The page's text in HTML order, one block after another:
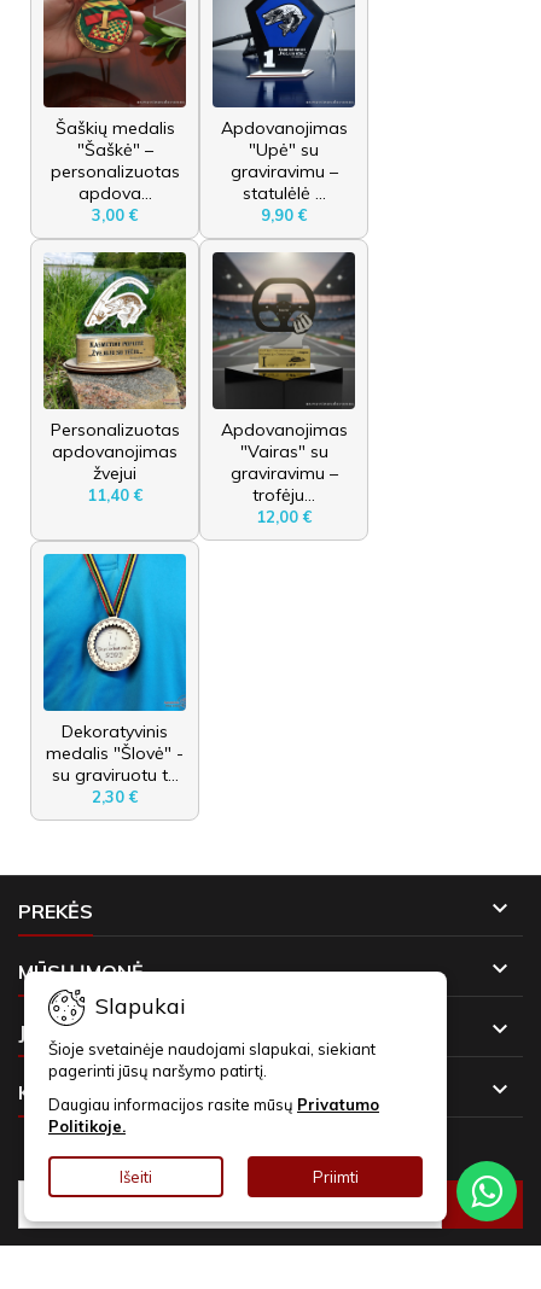
Šaškių medalis
"Šaškė" –
personalizuotas
apdova...
3,00 €
Apdovanojimas
"Upė" su
graviravimu –
statulėlė ...
9,90 €
Personalizuotas
apdovanojimas
žvejui
11,40 €
Apdovanojimas
"Vairas" su
graviravimu –
trofėju...
12,00 €
Dekoratyvinis
medalis "Šlovė" -
su graviruotu t...
2,30 €
PREKĖS 
MŪSŲ ĮMONĖ 
JŪSŲ PASKYRA 
KONTAKTAI 
Slapukai
Šioje svetainėje naudojami slapukai, siekiant
pagerinti jūsų naršymo patirtį.
Daugiau informacijos rasite mūsų Privatumo
Politikoje.
Išeiti Priimti
NAUJIENLAIŠKIAI